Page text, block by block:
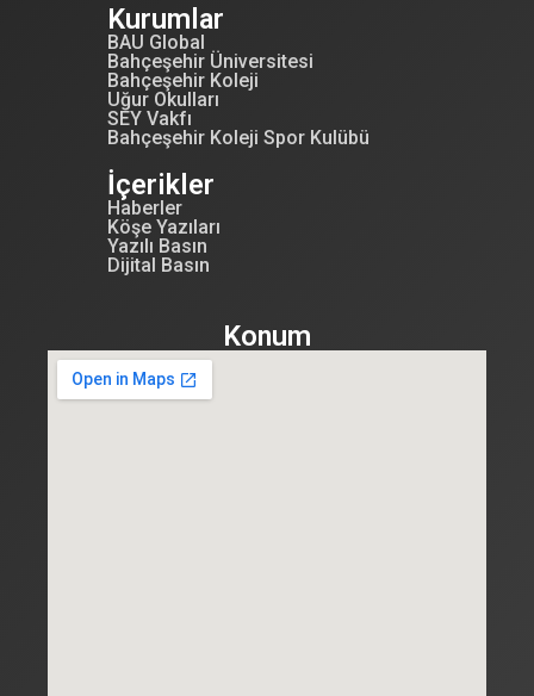
Kurumlar
BAU Global
Bahçeşehir Üniversitesi
Bahçeşehir Koleji
Uğur Okulları
SEY Vakfı
Bahçeşehir Koleji Spor Kulübü
İçerikler
Haberler
Köşe Yazıları
Yazılı Basın
Dijital Basın
Konum